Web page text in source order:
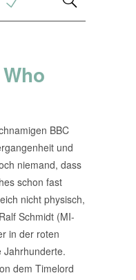
BBC
und
niemand, dass
schon fast
nicht physisch,
Schmidt (MI-
in der roten
Jahrhunderte.
dem Timelord